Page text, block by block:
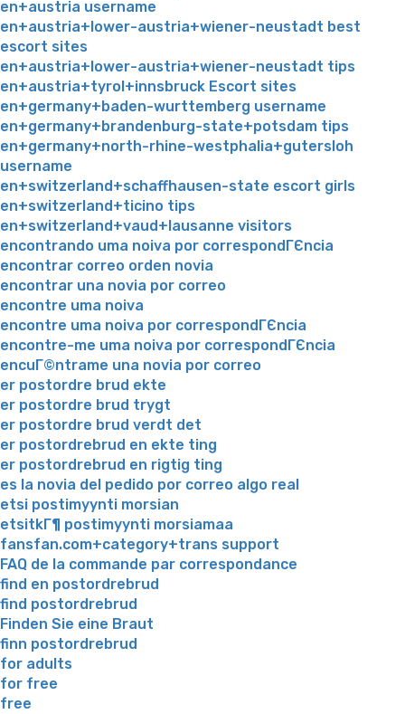
en+austria username
en+austria+lower-austria+wiener-neustadt best
escort sites
en+austria+lower-austria+wiener-neustadt tips
en+austria+tyrol+innsbruck Escort sites
en+germany+baden-wurttemberg username
en+germany+brandenburg-state+potsdam tips
en+germany+north-rhine-westphalia+gutersloh
username
en+switzerland+schaffhausen-state escort girls
en+switzerland+ticino tips
en+switzerland+vaud+lausanne visitors
encontrando uma noiva por correspondГЄncia
encontrar correo orden novia
encontrar una novia por correo
encontre uma noiva
encontre uma noiva por correspondГЄncia
encontre-me uma noiva por correspondГЄncia
encuГ©ntrame una novia por correo
er postordre brud ekte
er postordre brud trygt
er postordre brud verdt det
er postordrebrud en ekte ting
er postordrebrud en rigtig ting
es la novia del pedido por correo algo real
etsi postimyynti morsian
etsitkГ¶ postimyynti morsiamaa
fansfan.com+category+trans support
FAQ de la commande par correspondance
find en postordrebrud
find postordrebrud
Finden Sie eine Braut
finn postordrebrud
for adults
for free
free